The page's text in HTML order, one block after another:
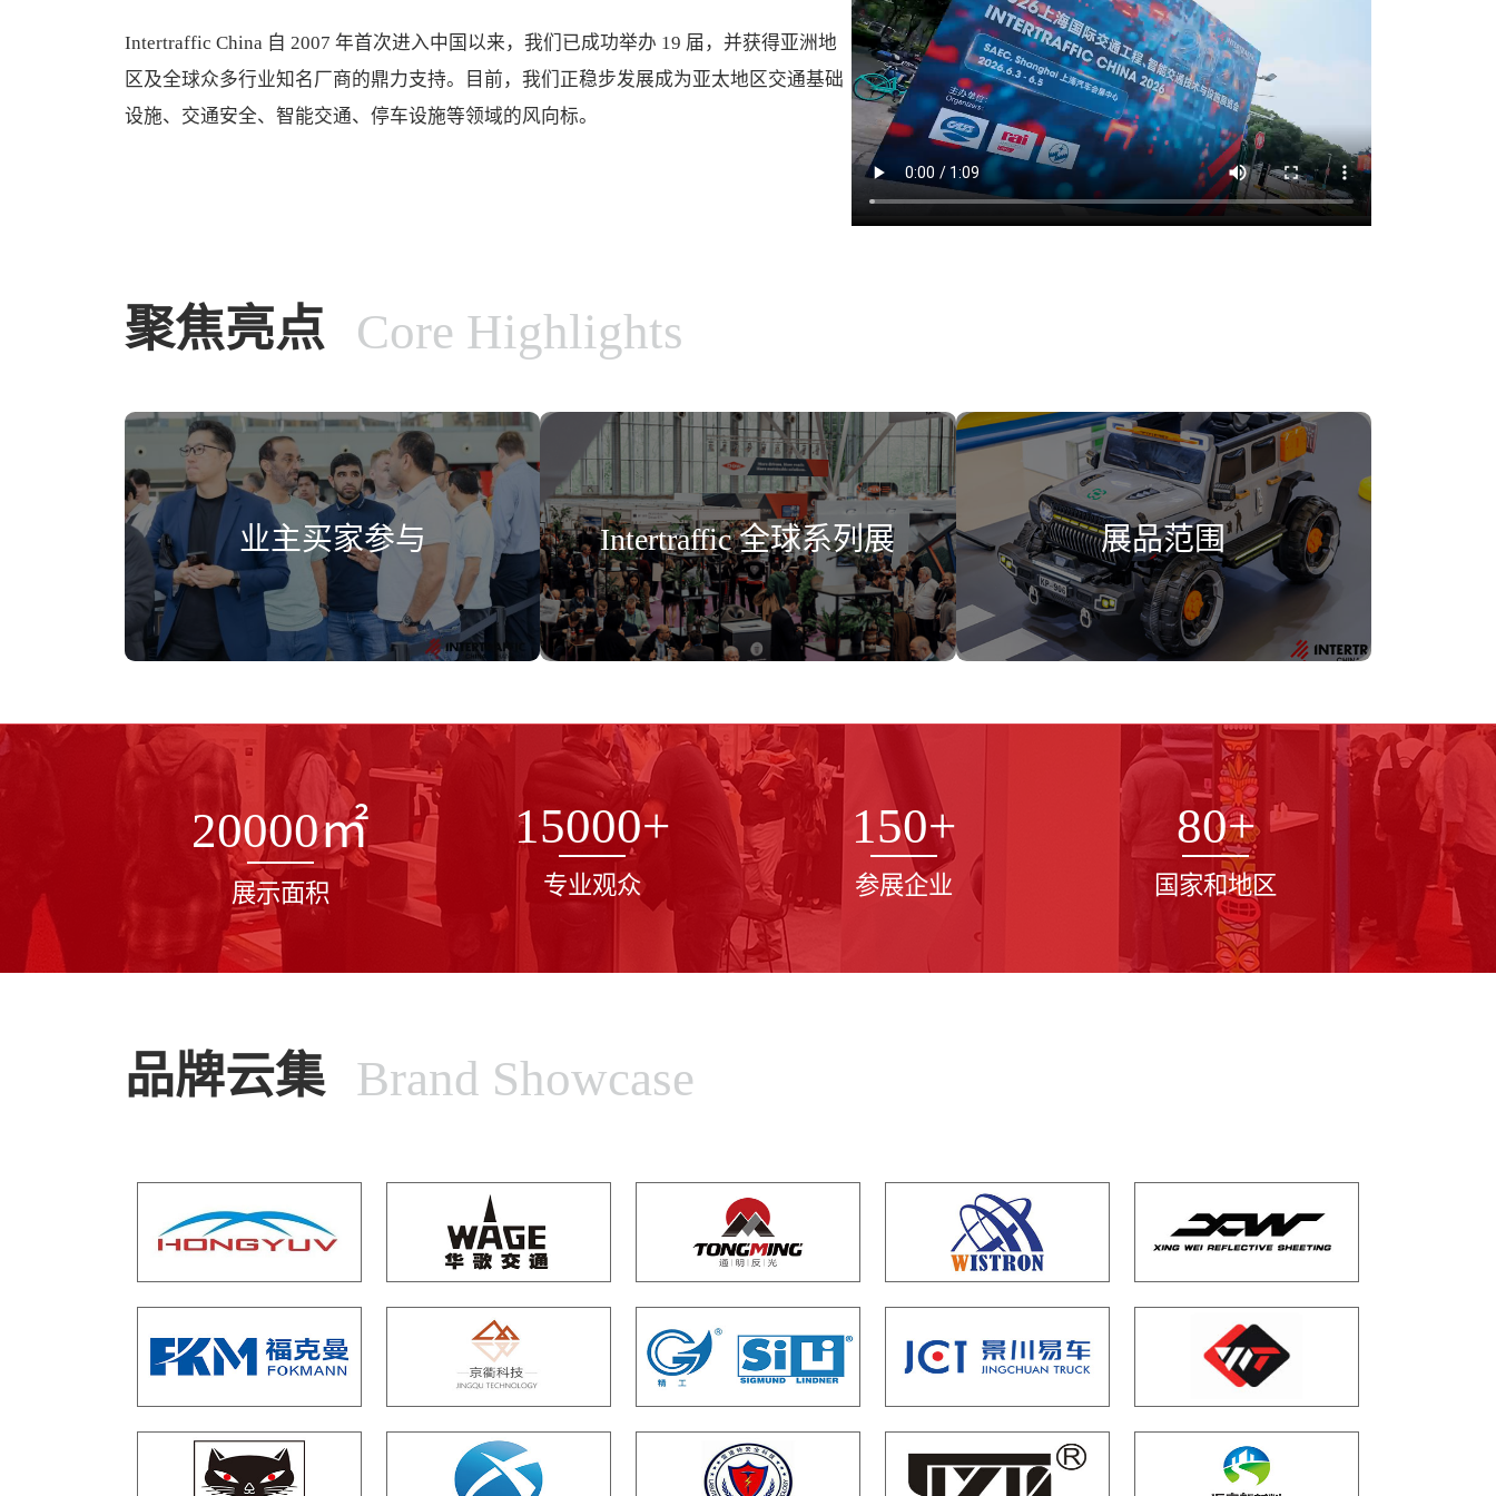
Intertraffic China 自 2007 年首次进入中国以来，我们已成功举办 19 届，并获得亚洲地
区及全球众多行业知名厂商的鼎力支持。目前，我们正稳步发展成为亚太地区交通基础
设施、交通安全、智能交通、停车设施等领域的风向标。
聚焦亮点 Core Highlights
业主买家参与 Intertraffic 全球系列展 展品范围
20000㎡
展示面积
15000+
专业观众
150+
参展企业
80+
国家和地区
品牌云集 Brand Showcase